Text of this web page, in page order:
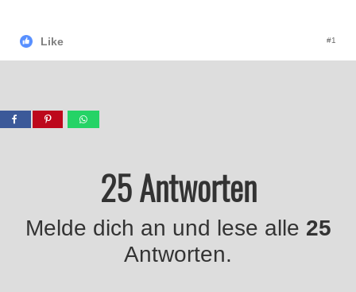
Like #1
25 Antworten
Melde dich an und lese alle 25
Antworten.